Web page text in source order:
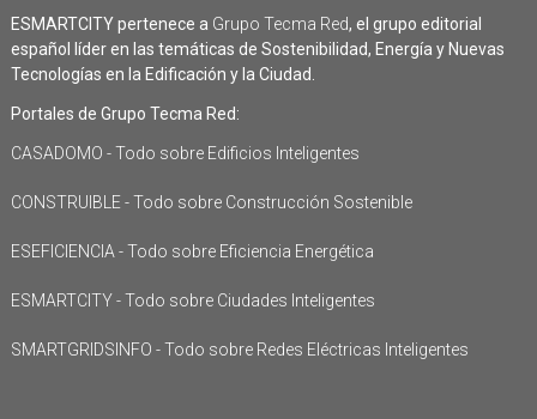
ESMARTCITY pertenece a Grupo Tecma Red, el grupo editorial
español líder en las temáticas de Sostenibilidad, Energía y Nuevas
Tecnologías en la Edificación y la Ciudad.
Portales de Grupo Tecma Red:
CASADOMO - Todo sobre Edificios Inteligentes
CONSTRUIBLE - Todo sobre Construcción Sostenible
ESEFICIENCIA - Todo sobre Eficiencia Energética
ESMARTCITY - Todo sobre Ciudades Inteligentes
SMARTGRIDSINFO - Todo sobre Redes Eléctricas Inteligentes